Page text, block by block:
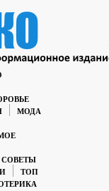
МОДА
СОВЕТЫ
ТОП